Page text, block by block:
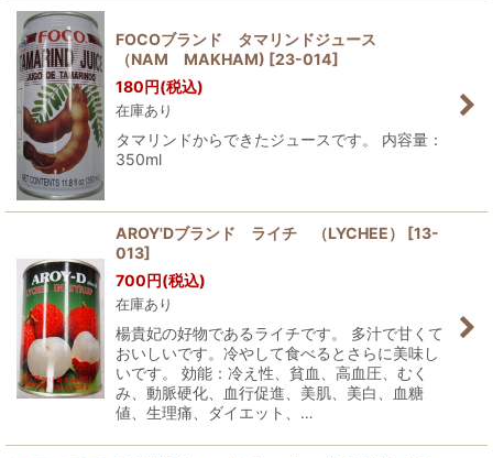
FOCOブランド タマリンドジュース
（NAM MAKHAM) [23-014]
180円(税込)
在庫あり
タマリンドからできたジュースです。 内容量：
350ml
AROY'Dブランド ライチ （LYCHEE） [13-
013]
700円(税込)
在庫あり
楊貴妃の好物であるライチです。 多汁で甘くて
おいしいです。冷やして食べるとさらに美味し
いです。 効能：冷え性、貧血、高血圧、むく
み、動脈硬化、血行促進、美肌、美白、血糖
値、生理痛、ダイエット、…